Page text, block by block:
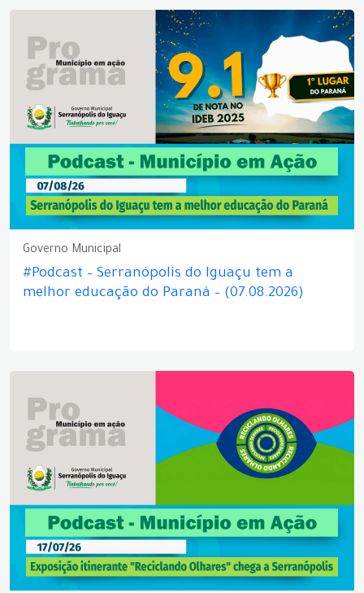
Governo Municipal
#Podcast – Serranópolis do Iguaçu tem a
melhor educação do Paraná – (07.08.2026)